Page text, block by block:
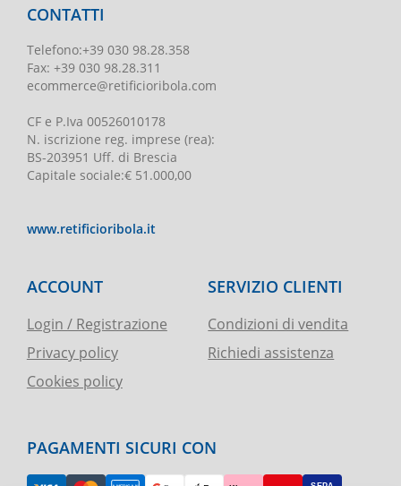
CONTATTI
Telefono:+39 030 98.28.358
Fax: +39 030 98.28.311
ecommerce@retificioribola.com
CF e P.Iva 00526010178
N. iscrizione reg. imprese (rea):
BS-203951 Uff. di Brescia
Capitale sociale:€ 51.000,00
www.retificioribola.it
ACCOUNT
Login / Registrazione
Privacy policy
Cookies policy
SERVIZIO CLIENTI
Condizioni di vendita
Richiedi assistenza
PAGAMENTI SICURI CON